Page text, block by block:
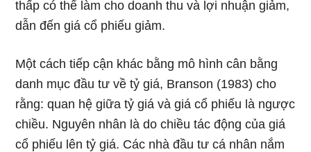
thấp có thể làm cho doanh thu và lợi nhuận giảm,
dẫn đến giá cổ phiếu giảm.
Một cách tiếp cận khác bằng mô hình cân bằng
danh mục đầu tư về tỷ giá, Branson (1983) cho
rằng: quan hệ giữa tỷ giá và giá cổ phiếu là ngược
chiều. Nguyên nhân là do chiều tác động của giá
cổ phiếu lên tỷ giá. Các nhà đầu tư cá nhân nắm